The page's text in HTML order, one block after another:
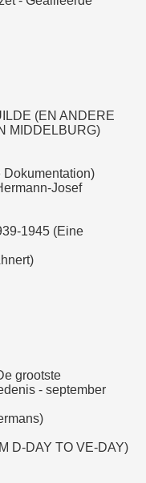
(EN ANDERE
MIDDELBURG)
Josef
1945 (Eine
grootste
- september
D-DAY TO VE-DAY)